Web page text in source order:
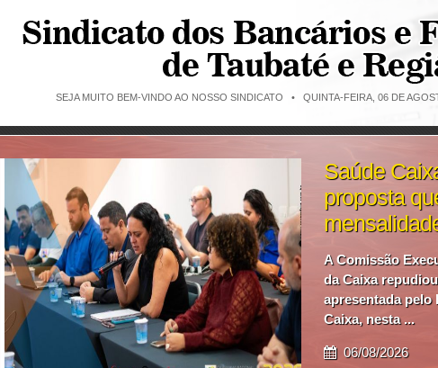
SEJA MUITO BEM-VINDO AO NOSSO SINDICATO • QUINTA-FEIRA, 06 DE
Saúde
proposta
A Comissão
da Caixa
apresentada pelo
Caixa, nesta ...
06/08/2026